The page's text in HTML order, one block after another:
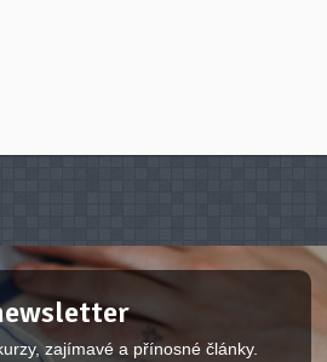
zajímavé a přínosné články.